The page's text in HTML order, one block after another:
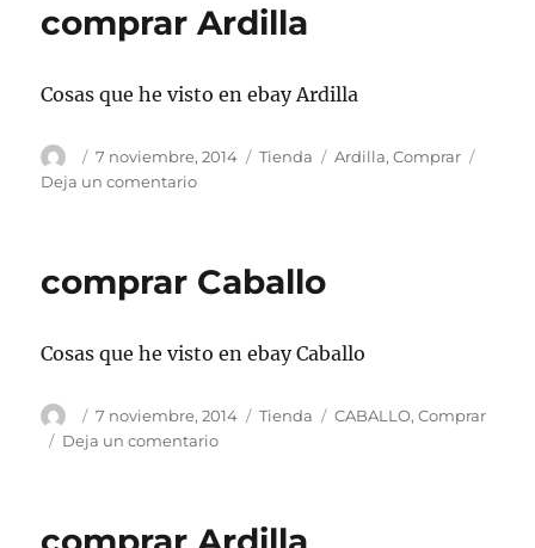
comprar Ardilla
Cosas que he visto en ebay Ardilla
Autor
Publicado
el
7 noviembre, 2014 Categorías
Tienda Etiquetas
Ardilla,Comprar
Deja un comentarioen
comprar Caballo
Cosas que he visto en ebay Caballo
Autor
Publicado
el
7 noviembre, 2014 Categorías
Tienda Etiquetas
CABALLO,Comprar
Deja un comentarioen